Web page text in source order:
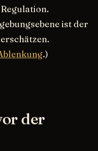
ist der
.)
der